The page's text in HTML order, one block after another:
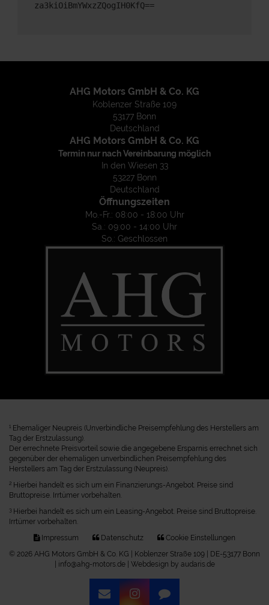
za3kiOiBmYWxzZQogIH0KfQ==
AHG Motors GmbH & Co. KG
Koblenzer Straße 109
53177 Bonn
Deutschland
AHG Motors GmbH & Co. KG
Termin nur nach Vereinbarung möglich
In den Wiesen 33
53227 Bonn
Deutschland
Öffnungszeiten
Mo.-Fr.: 08:00 - 18:00 Uhr
Sa.: 09:00 - 14:00 Uhr
So.: Geschlossen
1
Ehemaliger Neupreis (Unverbindliche Preisempfehlung des Herstellers am
Tag der Erstzulassung).
Der errechnete Preisvorteil sowie die angegebene Ersparnis errechnet sich
gegenüber der ehemaligen unverbindlichen Preisempfehlung des
Herstellers am Tag der Erstzulassung (Neupreis).
2 Hierbei handelt es sich um ein Finanzierungs-Angebot. Preise sind
Bruttopreise. Irrtümer vorbehalten.
3 Hierbei handelt es sich um ein Leasing-Angebot. Preise sind Bruttopreise.
Irrtümer vorbehalten.
Impressum
Datenschutz
Cookie Einstellungen
© 2026 AHG Motors GmbH & Co. KG | Koblenzer Straße 109 | DE-53177 Bonn
| info@ahg-motors.de | Webdesign by audaris.de